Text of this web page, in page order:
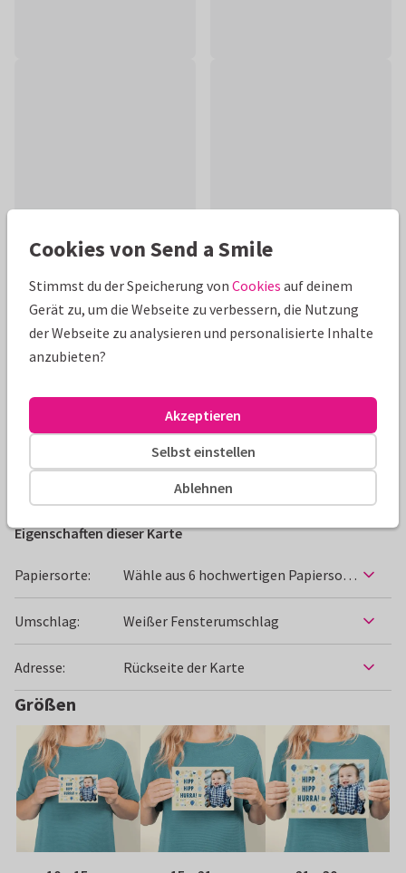
Produktinformation
Fröhliche Geburtstagskarte mit Aufschrift 'Hipp hipp hurra'
und kleinen Ornamenten; Luftballon, Girlande, Geschenke,
Alle Karten können nach Wunsch angepasst werden.
Geburtstagskarten
Eigenschaften dieser Karte
Papiersorte: Wähle aus 6 hochwertigen Papiersorten
Umschlag: Weißer Fensterumschlag
Adresse: Rückseite der Karte
Größen
Cookies von Send a Smile
Stimmst du der Speicherung von Cookies auf deinem
Gerät zu, um die Webseite zu verbessern, die Nutzung
der Webseite zu analysieren und personalisierte Inhalte
anzubieten?
Ablehnen
Selbst einstellen
Akzeptieren